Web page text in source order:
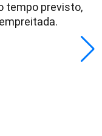
tempo previsto,